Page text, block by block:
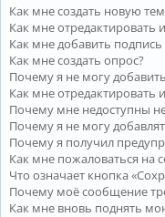
Как мне создать новую
Как мне отредактировать
Как мне добавить
Как мне создать опрос?
Почему я не могу
Как мне отредактировать
Почему мне недоступны
Почему я не могу
Почему я получил
Как мне пожаловаться на
Что означает кнопка
Почему моё сообщение
Как мне вновь поднять